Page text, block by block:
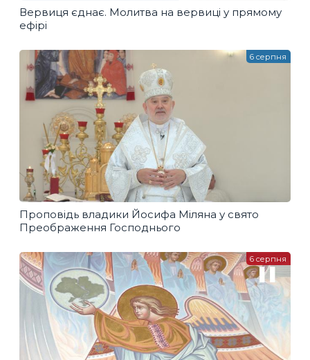
Вервиця єднає. Молитва на вервиці у прямому
ефірі
Проповідь владики Йосифа Міляна у свято
Преображення Господнього
6 серпня
6 серпня